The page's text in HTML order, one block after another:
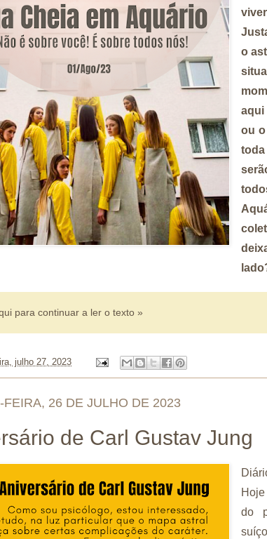
o
ou o
para continuar a ler o texto »
julho 27, 2023
FEIRA, 26 DE JULHO DE 2023
de Carl Gustav Jung
do